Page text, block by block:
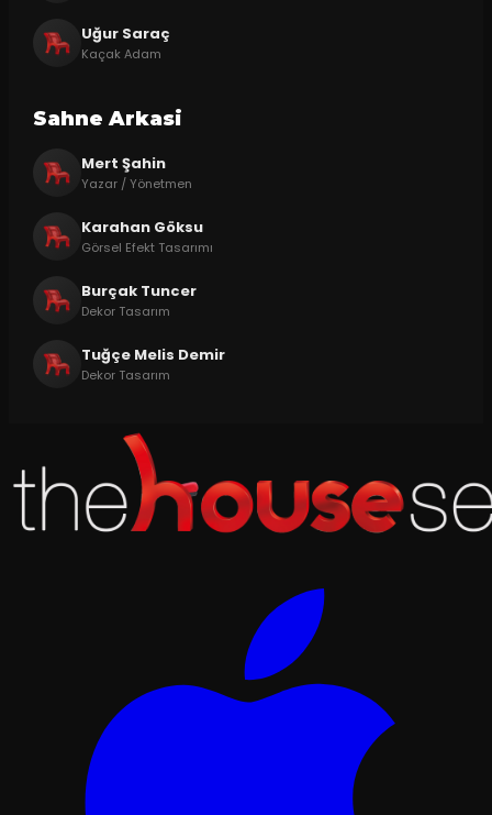
Uğur Saraç
Kaçak Adam
Sahne Arkasi
Mert Şahin
Yazar / Yönetmen
Karahan Göksu
Görsel Efekt Tasarımı
Burçak Tuncer
Dekor Tasarım
Tuğçe Melis Demir
Dekor Tasarım